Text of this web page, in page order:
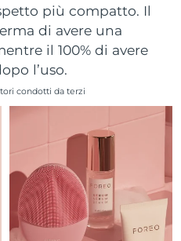
più compatto. Il
di avere una
il 100% di avere
l’uso.
condotti da terzi
Consegna stimata11/08/2026
Consegna stimata10/08/2026
Consegna stimata
09/08/2026
Consegna stimata
Consegna stimata10/08/2026
Consegna stimata 11/08/2026